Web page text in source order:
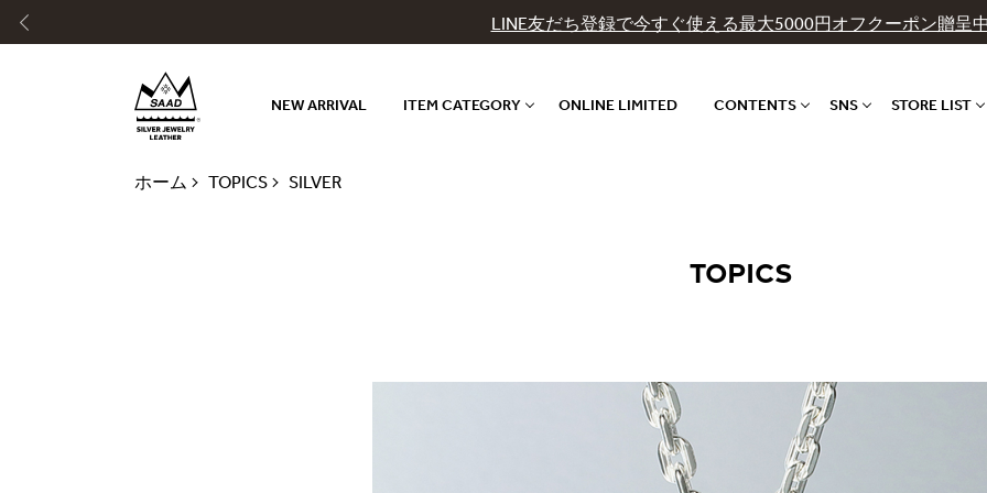
LINE友だち登録で今すぐ使える最大5000円オフクーポン贈呈
NEW ARRIVAL ITEM CATEGORY ONLINE LIMITED CONTENTS SNS STORE LIST
ホーム TOPICS SILVER
TOPICS